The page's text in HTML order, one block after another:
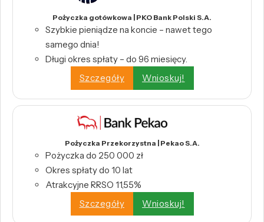
Pożyczka gotówkowa | PKO Bank Polski S.A.
Szybkie pieniądze na koncie – nawet tego
samego dnia!
Długi okres spłaty – do 96 miesięcy.
Szczegóły
Wnioskuj!
Pożyczka Przekorzystna | Pekao S.A.
Pożyczka do 250 000 zł
Okres spłaty do 10 lat
Atrakcyjne RRSO 11,55%
Szczegóły
Wnioskuj!